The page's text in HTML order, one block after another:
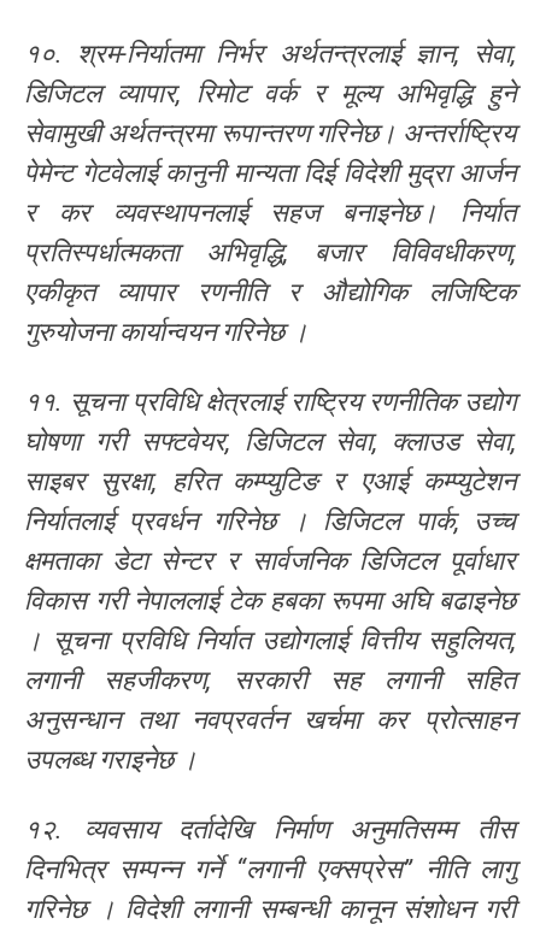
१०. श्रम-निर्यातमा निर्भर अर्थतन्त्रलाई ज्ञान, सेवा,
डिजिटल व्यापार, रिमोट वर्क र मूल्य अभिवृद्धि हुने
सेवामुखी अर्थतन्त्रमा रूपान्तरण गरिनेछ। अन्तर्राष्ट्रिय
पेमेन्ट गेटवेलाई कानुनी मान्यता दिई विदेशी मुद्रा आर्जन
र कर व्यवस्थापनलाई सहज बनाइनेछ। निर्यात
प्रतिस्पर्धात्मकता अभिवृद्धि, बजार विविवधीकरण,
एकीकृत व्यापार रणनीति र औद्योगिक लजिष्टिक
गुरुयोजना कार्यान्वयन गरिनेछ ।
११. सूचना प्रविधि क्षेत्रलाई राष्ट्रिय रणनीतिक उद्योग
घोषणा गरी सफ्टवेयर, डिजिटल सेवा, क्लाउड सेवा,
साइबर सुरक्षा, हरित कम्प्युटिङ र एआई कम्प्युटेशन
निर्यातलाई प्रवर्धन गरिनेछ । डिजिटल पार्क, उच्च
क्षमताका डेटा सेन्टर र सार्वजनिक डिजिटल पूर्वाधार
विकास गरी नेपाललाई टेक हबका रूपमा अघि बढाइनेछ
। सूचना प्रविधि निर्यात उद्योगलाई वित्तीय सहुलियत,
लगानी सहजीकरण, सरकारी सह लगानी सहित
अनुसन्धान तथा नवप्रवर्तन खर्चमा कर प्रोत्साहन
उपलब्ध गराइनेछ ।
१२. व्यवसाय दर्तादेखि निर्माण अनुमतिसम्म तीस
दिनभित्र सम्पन्न गर्ने “लगानी एक्सप्रेस” नीति लागु
गरिनेछ । विदेशी लगानी सम्बन्धी कानून संशोधन गरी